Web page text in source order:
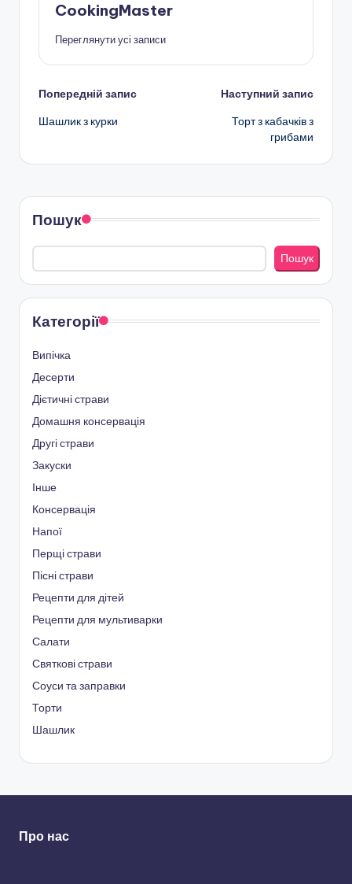
CookingMaster
Переглянути усі записи
Навігація
по
запису
Попередній запис
Шашлик з курки
Наступний запис
Торт з кабачків з
грибами
Пошук
Пошук
Категорії
Випічка
Десерти
Дієтичні страви
Домашня консервація
Другі страви
Закуски
Інше
Консервація
Напої
Перщі страви
Пісні страви
Рецепти для дітей
Рецепти для мультиварки
Салати
Святкові страви
Соуси та заправки
Торти
Шашлик
Про нас